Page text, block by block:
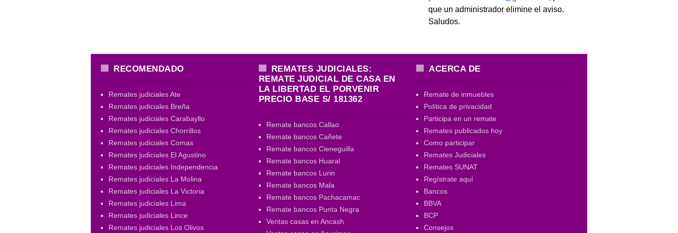
que un administrador elimine el aviso.
Saludos.
RECOMENDADO
Remates judiciales Ate
Remates judiciales Breña
Remates judiciales Carabayllo
Remates judiciales Chorrillos
Remates judiciales Comas
Remates judiciales El Agustino
Remates judiciales Independencia
Remates judiciales La Molina
Remates judiciales La Victoria
Remates judiciales Lima
Remates judiciales Lince
Remates judiciales Los Olivos
REMATES JUDICIALES:
REMATE JUDICIAL DE CASA EN
LA LIBERTAD EL PORVENIR
PRECIO BASE S/ 181362
Remate bancos Callao
Remate bancos Cañete
Remate bancos Cieneguilla
Remate bancos Huaral
Remate bancos Lurin
Remate bancos Mala
Remate bancos Pachacamac
Remate bancos Punta Negra
Ventas casas en Ancash
ACERCA DE
Remate de inmuebles
Política de privacidad
Participa en un remate
Remates publicados hoy
Como participar
Remates Judiciales
Remates SUNAT
Regístrate aquí
Bancos
BBVA
BCP
Consejos